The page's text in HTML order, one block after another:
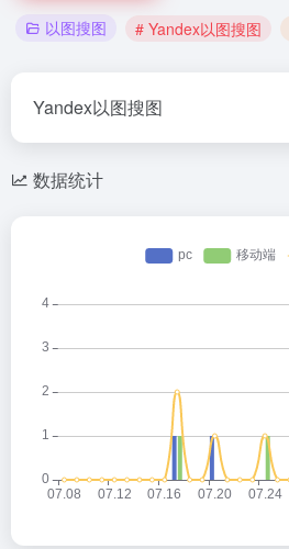
以图搜图 # Yandex以图搜图
Yandex以图搜图
数据统计